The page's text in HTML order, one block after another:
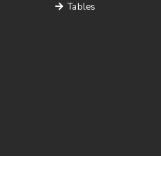
Tables